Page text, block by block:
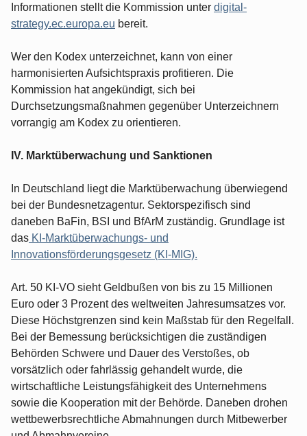
Informationen stellt die Kommission unter digital-
strategy.ec.europa.eu bereit.
Wer den Kodex unterzeichnet, kann von einer
harmonisierten Aufsichtspraxis profitieren. Die
Kommission hat angekündigt, sich bei
Durchsetzungsmaßnahmen gegenüber Unterzeichnern
vorrangig am Kodex zu orientieren.
IV. Marktüberwachung und Sanktionen
In Deutschland liegt die Marktüberwachung überwiegend
bei der Bundesnetzagentur. Sektorspezifisch sind
daneben BaFin, BSI und BfArM zuständig. Grundlage ist
das KI-Marktüberwachungs- und
Innovationsförderungsgesetz (KI-MIG).
Art. 50 KI-VO sieht Geldbußen von bis zu 15 Millionen
Euro oder 3 Prozent des weltweiten Jahresumsatzes vor.
Diese Höchstgrenzen sind kein Maßstab für den Regelfall.
Bei der Bemessung berücksichtigen die zuständigen
Behörden Schwere und Dauer des Verstoßes, ob
vorsätzlich oder fahrlässig gehandelt wurde, die
wirtschaftliche Leistungsfähigkeit des Unternehmens
sowie die Kooperation mit der Behörde. Daneben drohen
wettbewerbsrechtliche Abmahnungen durch Mitbewerber